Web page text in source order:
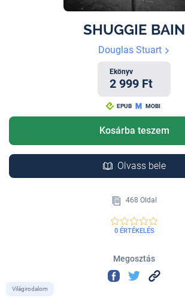
SHUGGIE BAIN
Douglas Stuart
Ekönyv
2 999 Ft
EPUB MOBI
Kosárba teszem
Olvass bele
468 Oldal
0 ÉRTÉKELÉS
Megosztás
Világirodalom